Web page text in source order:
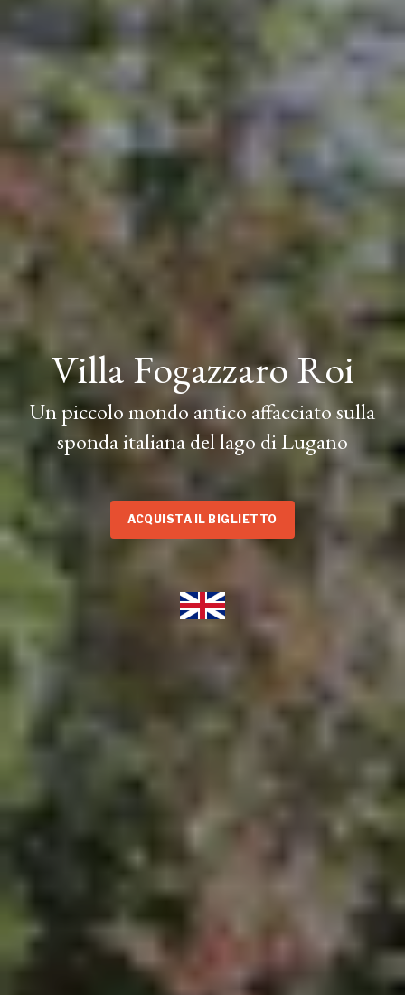
Villa Fogazzaro Roi
Un piccolo mondo antico affacciato sulla
sponda italiana del lago di Lugano
ACQUISTA IL BIGLIETTO